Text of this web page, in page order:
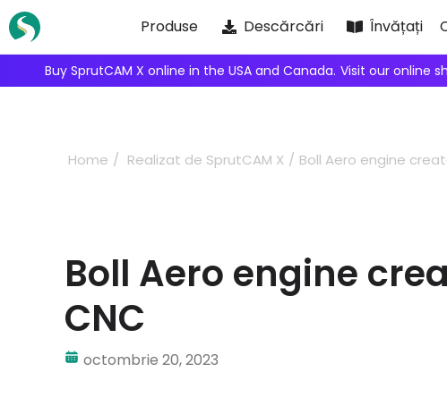
Skip
to
content
Produse Descărcări Învățați
X online in the USA and Canada. Visit our online shop
Home Realizat de SprutCAM X Boll Aero engine
Boll Aero engine
CNC
octombrie 20, 2023